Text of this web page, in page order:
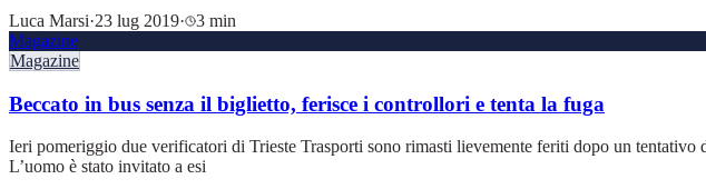
Luca Marsi·23 lug 2019·
3 min
Magazine
Magazine
Beccato in bus senza il biglietto, ferisce i controllori e tenta la fuga
Ieri pomeriggio due verificatori di Trieste Trasporti sono rimasti lievemente feriti dopo un
L’uomo è stato invitato a esi